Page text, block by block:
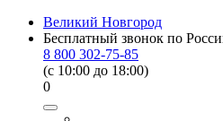
Великий Новгород
Бесплатный звонок по
8 800 302-75-85
(c 10:00 до 18:00)
0